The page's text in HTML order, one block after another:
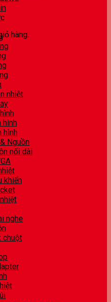
hàng.
nhiệt
hình
hình
Nguồn
nối dài
khiển
nghe
chuột